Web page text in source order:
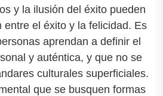
y la ilusión del éxito pueden
entre el éxito y la felicidad. Es
aprendan a definir el
y auténtica, y que no se
culturales superficiales.
que se busquen formas